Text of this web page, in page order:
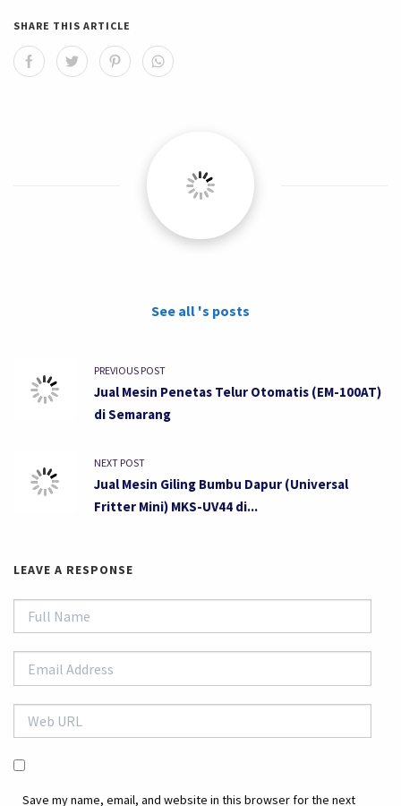
SHARE THIS ARTICLE
See all 's posts
PREVIOUS POST
Jual Mesin Penetas Telur Otomatis (EM-100AT)
di Semarang
NEXT POST
Jual Mesin Giling Bumbu Dapur (Universal
Fritter Mini) MKS-UV44 di...
LEAVE A RESPONSE
Save my name, email, and website in this browser for the next